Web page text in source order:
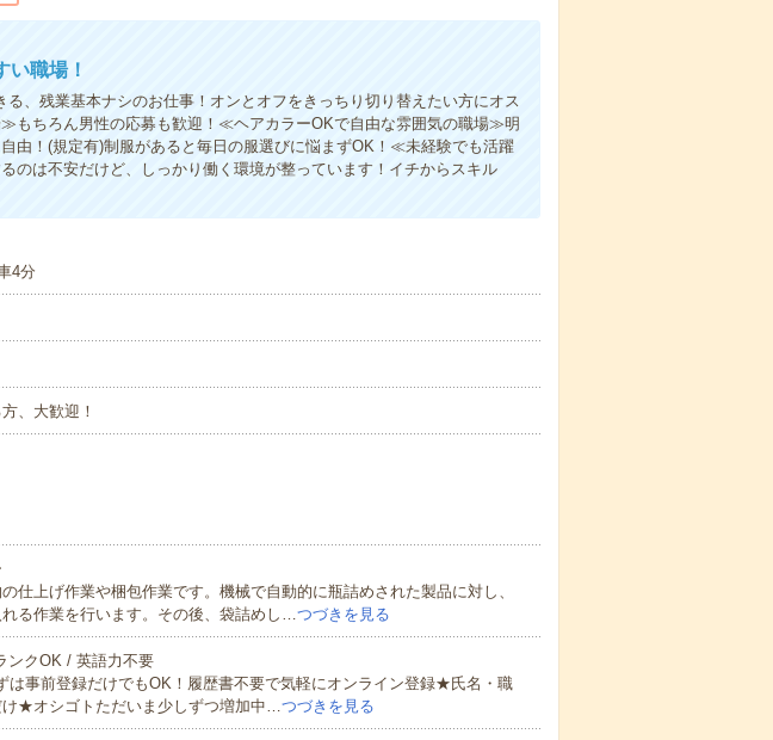
い職場！
、残業基本ナシのお仕事！オンとオフをきっちり切り替えたい方にオス
もちろん男性の応募も歓迎！≪ヘアカラーOKで自由な雰囲気の職場≫明
由！(規定有)制服があると毎日の服選びに悩まずOK！≪未経験でも活躍
のは不安だけど、しっかり働く環境が整っています！イチからスキル
4分
、大歓迎！
仕上げ作業や梱包作業です。機械で自動的に瓶詰めされた製品に対し、
る作業を行います。その後、袋詰めし…つづきを見る
ンクOK / 英語力不要
事前登録だけでもOK！履歴書不要で気軽にオンライン登録★氏名・職
け★オシゴトただいま少しずつ増加中…つづきを見る